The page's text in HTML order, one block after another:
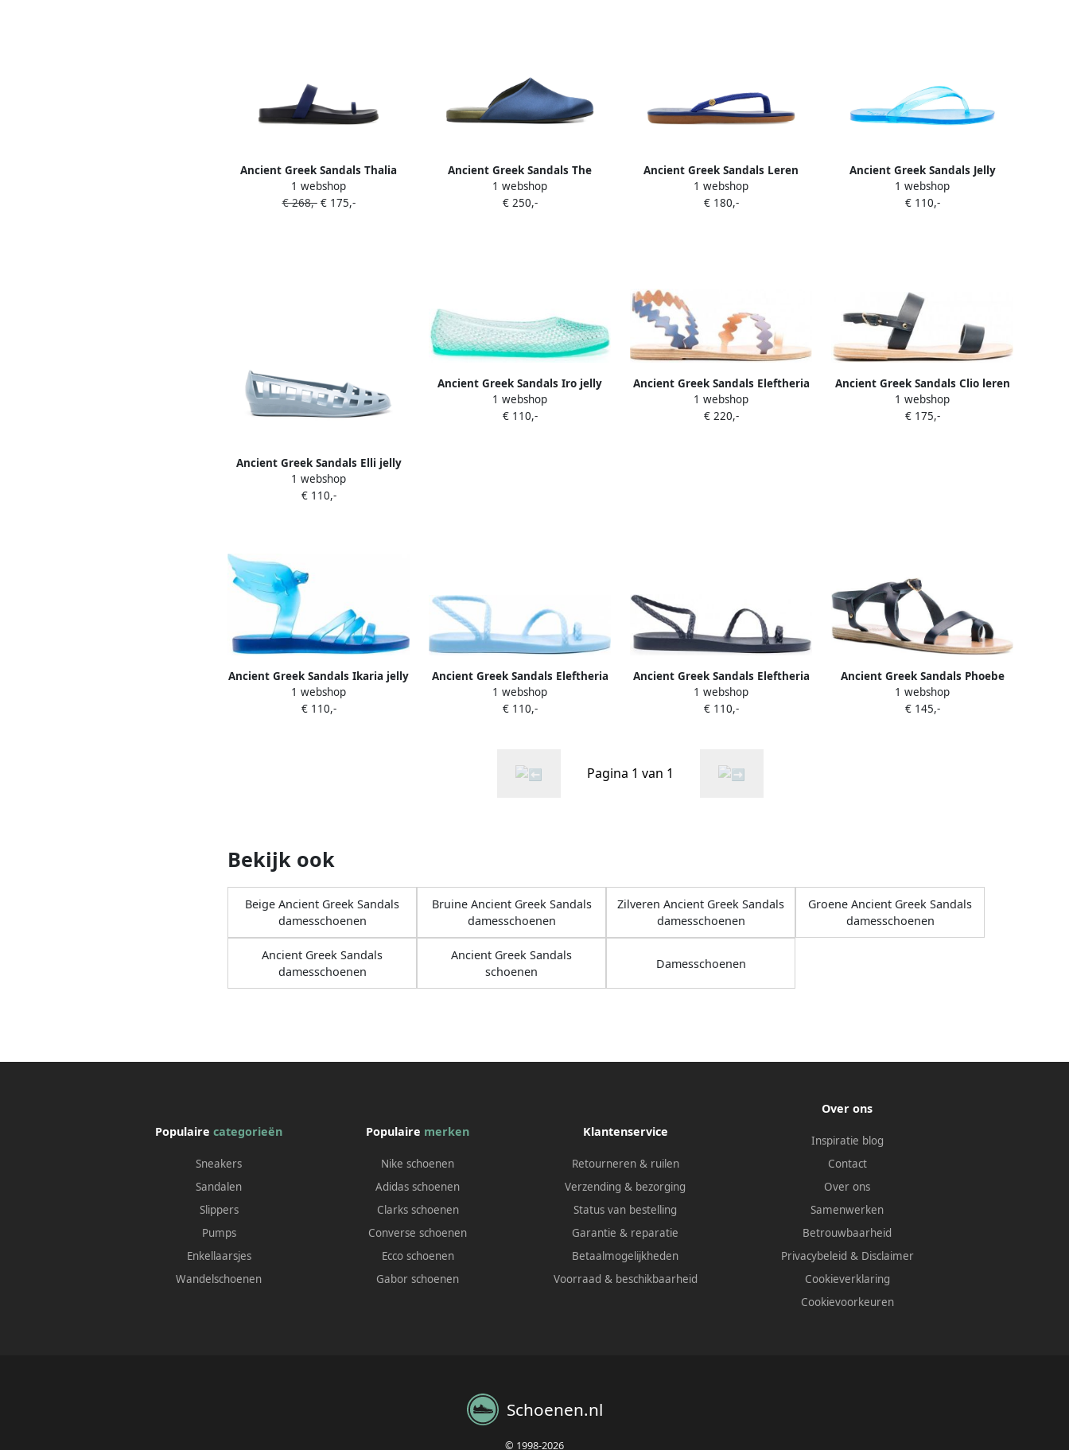
Ancient Greek Sandals Thalia
sandalen Blauw
1 webshop
€ 268,-€ 175,-
Ancient Greek Sandals The
Slipper muiltjes Blauw
1 webshop
€ 250,-
Ancient Greek Sandals Leren
teenslippers Blauw
1 webshop
€ 180,-
Ancient Greek Sandals Jelly
teenslippers Blauw
1 webshop
€ 110,-
Ancient Greek Sandals Elli jelly
ballerina's Blauw
1 webshop
€ 110,-
Ancient Greek Sandals Iro jelly
ballerina's Blauw
1 webshop
€ 110,-
Ancient Greek Sandals Eleftheria
Onda sandalen Blauw
1 webshop
€ 220,-
Ancient Greek Sandals Clio leren
sandalen Blauw
1 webshop
€ 175,-
Ancient Greek Sandals Ikaria jelly
sandalen Blauw
1 webshop
€ 110,-
Ancient Greek Sandals Eleftheria
jelly sandalen Blauw
1 webshop
€ 110,-
Ancient Greek Sandals Eleftheria
jelly sandalen Blauw
1 webshop
€ 110,-
Ancient Greek Sandals Phoebe
platte sandalen Blauw
1 webshop
€ 145,-
Pagina 1 van 1
Bekijk ook
Beige Ancient Greek Sandals
damesschoenen
Bruine Ancient Greek Sandals
damesschoenen
Zilveren Ancient Greek Sandals
damesschoenen
Groene Ancient Greek Sandals
damesschoenen
Ancient Greek Sandals
damesschoenen
Ancient Greek Sandals
schoenen
Damesschoenen
Populairecategorieën
Sneakers
Sandalen
Slippers
Pumps
Enkellaarsjes
Wandelschoenen
Populaire merken
Nike schoenen
Adidas schoenen
Clarks schoenen
Converse schoenen
Ecco schoenen
Gabor schoenen
Klantenservice
Retourneren & ruilen
Verzending & bezorging
Status van bestelling
Garantie & reparatie
Betaalmogelijkheden
Voorraad & beschikbaarheid
Over ons
Inspiratie blog
Contact
Over ons
Samenwerken
Betrouwbaarheid
Privacybeleid & Disclaimer
Cookieverklaring
Cookievoorkeuren
Schoenen.nl
© 1998-2026